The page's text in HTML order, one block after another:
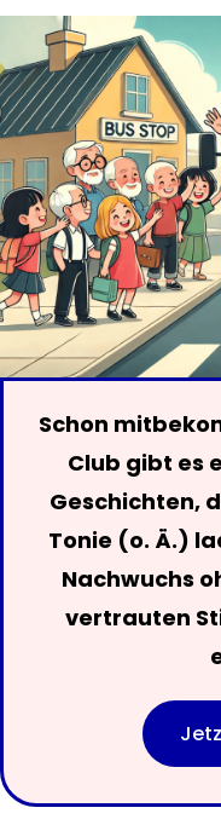
Schon
Club gibt es
Geschichten,
Tonie (o. Ä.)
Nachwuchs
vertrauten